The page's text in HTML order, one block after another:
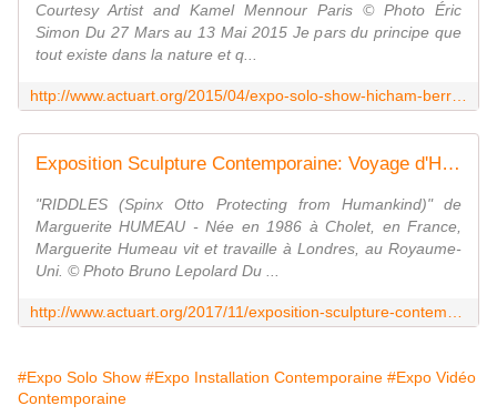
Courtesy Artist and Kamel Mennour Paris © Photo Éric
Simon Du 27 Mars au 13 Mai 2015 Je pars du principe que
tout existe dans la nature et q...
Exposition Sculpture Contemporaine: Voyage d'Hiver - ACTUART by Eric SIMON
"RIDDLES (Spinx Otto Protecting from Humankind)" de
Marguerite HUMEAU - Née en 1986 à Cholet, en France,
Marguerite Humeau vit et travaille à Londres, au Royaume-
Uni. © Photo Bruno Lepolard Du ...
#Expo Solo Show #Expo Installation Contemporaine #Expo Vidéo
Contemporaine